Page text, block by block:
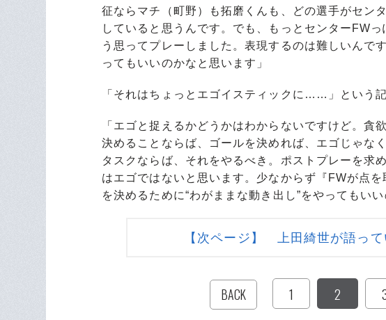
征ならマチ（町野）も拓磨くんも、どの選手がセン
していると思うんです。でも、もっとセンターFW
う思ってプレーしました。表現するのは難しいんで
ってもいいのかなと思います」
「それはちょっとエゴイスティックに……」という
「エゴと捉えるかどうかはわからないですけど。貪
決めることならば、ゴールを決めれば、エゴじゃ
タスクならば、それをやるべき。ポストプレーを求
はエゴではないと思います。少なからず『FWが点
を決めるために“わがままな動き出し”をやってもいい
【次ページ】 上田綺世が語っ
BACK 1 2